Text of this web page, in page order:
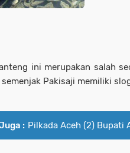
ini merupakan salah
Pakisaji memiliki
: Pilkada Aceh (2) Bupati